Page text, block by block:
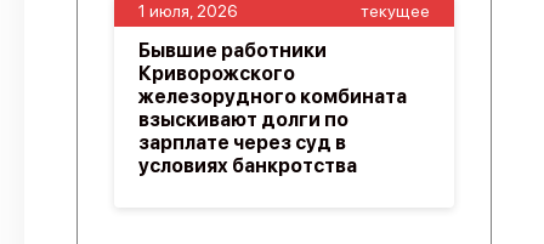
1 июля, 2026 текущее
Бывшие работники
Криворожского
железорудного комбината
взыскивают долги по
зарплате через суд в
условиях банкротства